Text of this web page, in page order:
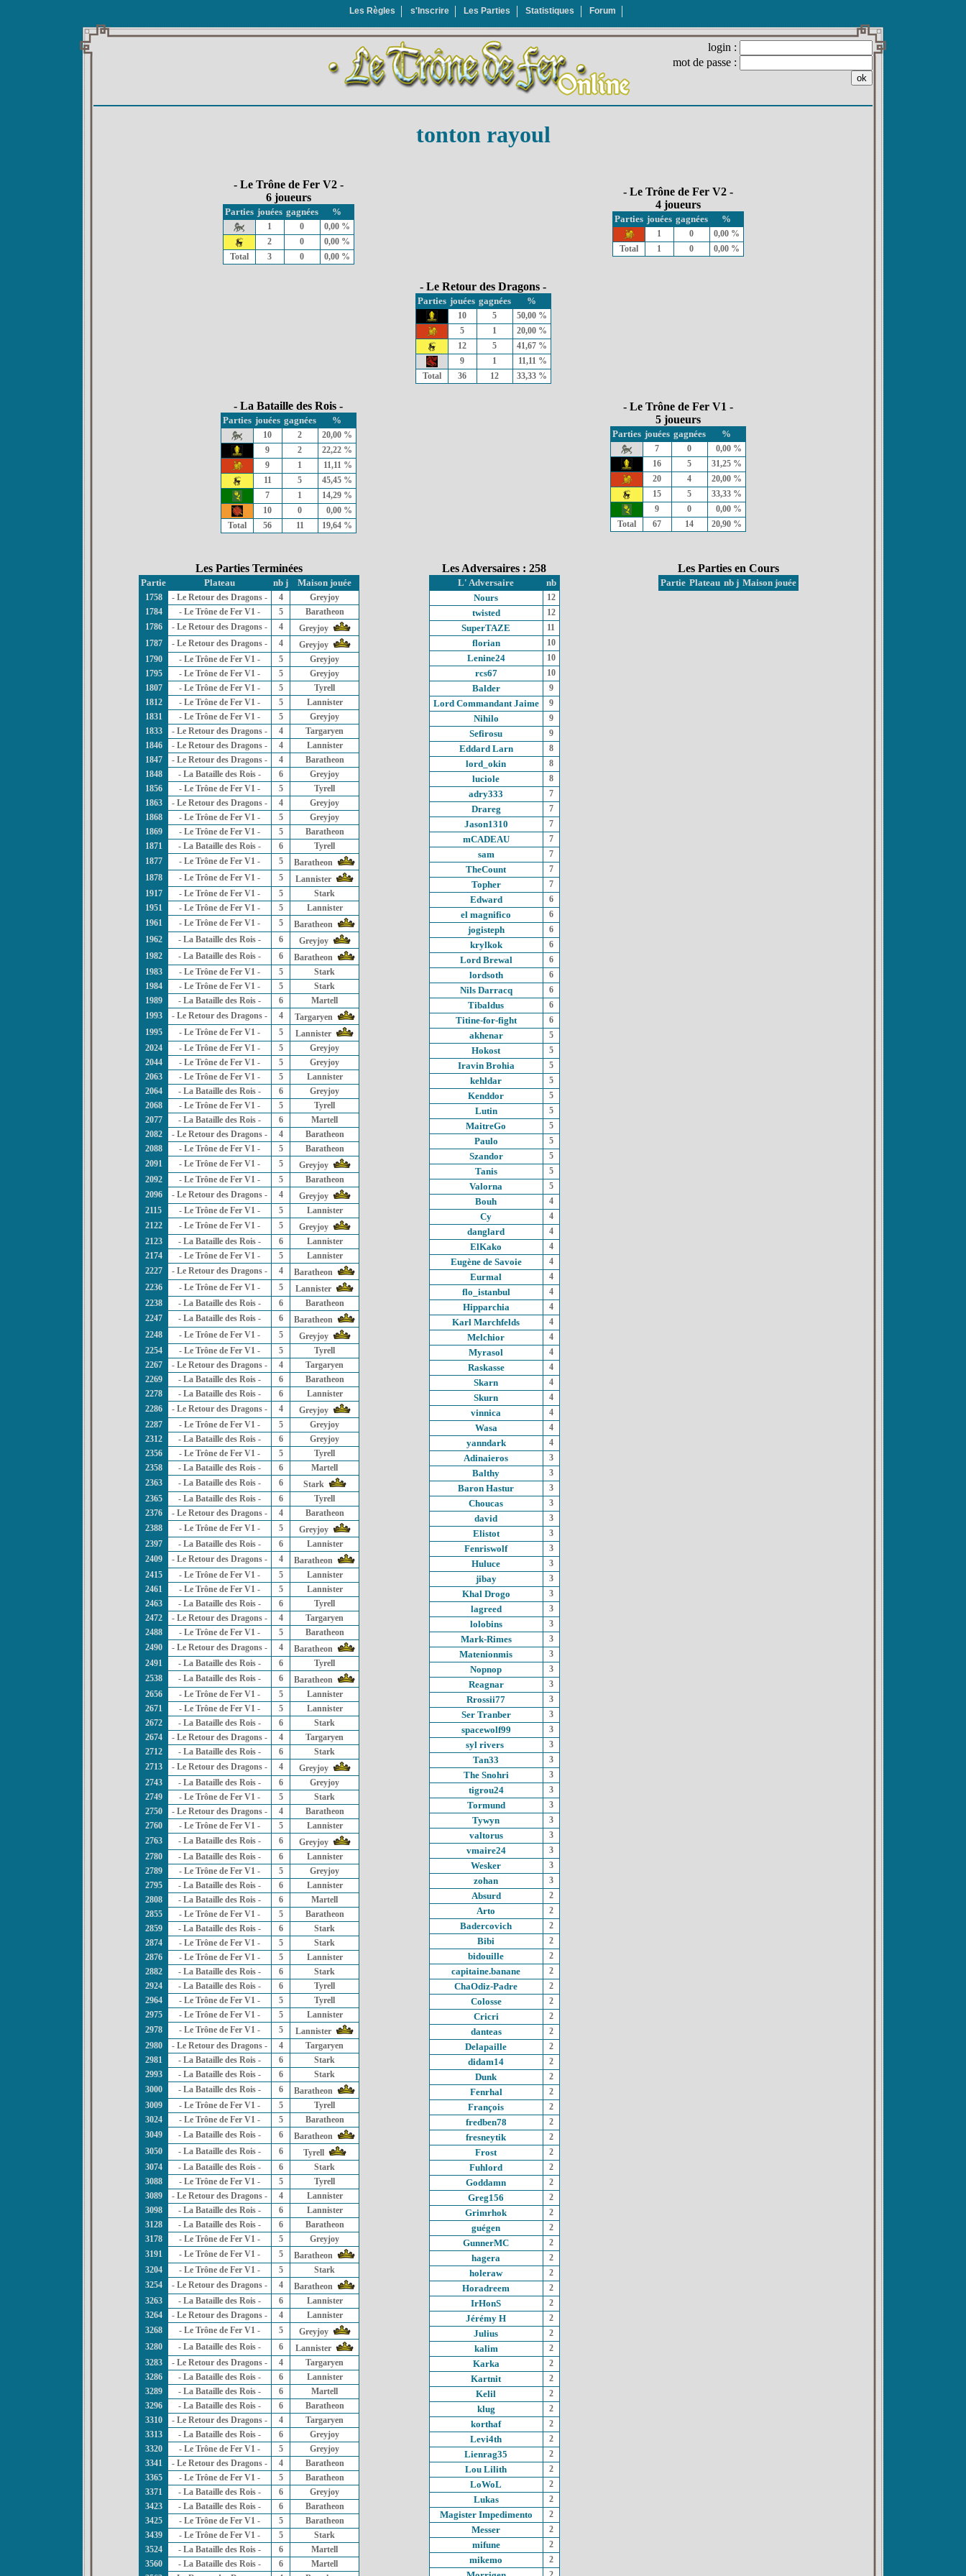
Les Règles s'Inscrire Les Parties Statistiques Forum
login :
mot de passe :
tonton rayoul
- Le Trône de Fer V2 -
6 joueurs
Parties jouées gagnées %
1 0
0,00 %
2
0
0,00 %
Total
3 0 0,00 %
- Le Trône de Fer V2 -
4 joueurs
Parties jouées gagnées %
1 0
0,00 %
Total
1 0 0,00 %
- Le Retour des Dragons -
Parties jouées gagnées %
10 5
50,00 %
5
1
20,00 %
12
5
41,67 %
9
1
11,11 %
Total
36 12 33,33 %
- La Bataille des Rois -
Parties jouées gagnées %
10 2
20,00 %
9
2
22,22 %
9
1
11,11 %
11
5
45,45 %
7
1
14,29 %
10
0
0,00 %
Total
56 11 19,64 %
- Le Trône de Fer V1 -
5 joueurs
Parties jouées gagnées %
7 0
0,00 %
16
5
31,25 %
20
4
20,00 %
15
5
33,33 %
9
0
0,00 %
Total
67 14 20,90 %
Les Parties Terminées
Partie Plateau nb j Maison jouée
1758 - Le Retour des Dragons - 4
Greyjoy
1784
- Le Trône de Fer V1 - 5
Baratheon
1786
- Le Retour des Dragons - 4
Greyjoy
1787
- Le Retour des Dragons - 4
Greyjoy
1790
- Le Trône de Fer V1 - 5
Greyjoy
1795
- Le Trône de Fer V1 - 5
Greyjoy
1807
- Le Trône de Fer V1 - 5
Tyrell
1812
- Le Trône de Fer V1 - 5
Lannister
1831
- Le Trône de Fer V1 - 5
Greyjoy
1833
- Le Retour des Dragons - 4
Targaryen
1846
- Le Retour des Dragons - 4
Lannister
1847
- Le Retour des Dragons - 4
Baratheon
1848
- La Bataille des Rois - 6
Greyjoy
1856
- Le Trône de Fer V1 - 5
Tyrell
1863
- Le Retour des Dragons - 4
Greyjoy
1868
- Le Trône de Fer V1 - 5
Greyjoy
1869
- Le Trône de Fer V1 - 5
Baratheon
1871
- La Bataille des Rois - 6
Tyrell
1877
- Le Trône de Fer V1 - 5
Baratheon
1878
- Le Trône de Fer V1 - 5
Lannister
1917
- Le Trône de Fer V1 - 5
Stark
1951
- Le Trône de Fer V1 - 5
Lannister
1961
- Le Trône de Fer V1 - 5
Baratheon
1962
- La Bataille des Rois - 6
Greyjoy
1982
- La Bataille des Rois - 6
Baratheon
1983
- Le Trône de Fer V1 - 5
Stark
1984
- Le Trône de Fer V1 - 5
Stark
1989
- La Bataille des Rois - 6
Martell
1993
- Le Retour des Dragons - 4
Targaryen
1995
- Le Trône de Fer V1 - 5
Lannister
2024
- Le Trône de Fer V1 - 5
Greyjoy
2044
- Le Trône de Fer V1 - 5
Greyjoy
2063
- Le Trône de Fer V1 - 5
Lannister
2064
- La Bataille des Rois - 6
Greyjoy
2068
- Le Trône de Fer V1 - 5
Tyrell
2077
- La Bataille des Rois - 6
Martell
2082
- Le Retour des Dragons - 4
Baratheon
2088
- Le Trône de Fer V1 - 5
Baratheon
2091
- Le Trône de Fer V1 - 5
Greyjoy
2092
- Le Trône de Fer V1 - 5
Baratheon
2096
- Le Retour des Dragons - 4
Greyjoy
2115
- Le Trône de Fer V1 - 5
Lannister
2122
- Le Trône de Fer V1 - 5
Greyjoy
2123
- La Bataille des Rois - 6
Lannister
2174
- Le Trône de Fer V1 - 5
Lannister
2227
- Le Retour des Dragons - 4
Baratheon
2236
- Le Trône de Fer V1 - 5
Lannister
2238
- La Bataille des Rois - 6
Baratheon
2247
- La Bataille des Rois - 6
Baratheon
2248
- Le Trône de Fer V1 - 5
Greyjoy
2254
- Le Trône de Fer V1 - 5
Tyrell
2267
- Le Retour des Dragons - 4
Targaryen
2269
- La Bataille des Rois - 6
Baratheon
2278
- La Bataille des Rois - 6
Lannister
2286
- Le Retour des Dragons - 4
Greyjoy
2287
- Le Trône de Fer V1 - 5
Greyjoy
2312
- La Bataille des Rois - 6
Greyjoy
2356
- Le Trône de Fer V1 - 5
Tyrell
2358
- La Bataille des Rois - 6
Martell
2363
- La Bataille des Rois - 6
Stark
2365
- La Bataille des Rois - 6
Tyrell
2376
- Le Retour des Dragons - 4
Baratheon
2388
- Le Trône de Fer V1 - 5
Greyjoy
2397
- La Bataille des Rois - 6
Lannister
2409
- Le Retour des Dragons - 4
Baratheon
2415
- Le Trône de Fer V1 - 5
Lannister
2461
- Le Trône de Fer V1 - 5
Lannister
2463
- La Bataille des Rois - 6
Tyrell
2472
- Le Retour des Dragons - 4
Targaryen
2488
- Le Trône de Fer V1 - 5
Baratheon
2490
- Le Retour des Dragons - 4
Baratheon
2491
- La Bataille des Rois - 6
Tyrell
2538
- La Bataille des Rois - 6
Baratheon
2656
- Le Trône de Fer V1 - 5
Lannister
2671
- Le Trône de Fer V1 - 5
Lannister
2672
- La Bataille des Rois - 6
Stark
2674
- Le Retour des Dragons - 4
Targaryen
2712
- La Bataille des Rois - 6
Stark
2713
- Le Retour des Dragons - 4
Greyjoy
2743
- La Bataille des Rois - 6
Greyjoy
2749
- Le Trône de Fer V1 - 5
Stark
2750
- Le Retour des Dragons - 4
Baratheon
2760
- Le Trône de Fer V1 - 5
Lannister
2763
- La Bataille des Rois - 6
Greyjoy
2780
- La Bataille des Rois - 6
Lannister
2789
- Le Trône de Fer V1 - 5
Greyjoy
2795
- La Bataille des Rois - 6
Lannister
2808
- La Bataille des Rois - 6
Martell
2855
- Le Trône de Fer V1 - 5
Baratheon
2859
- La Bataille des Rois - 6
Stark
2874
- Le Trône de Fer V1 - 5
Stark
2876
- Le Trône de Fer V1 - 5
Lannister
2882
- La Bataille des Rois - 6
Stark
2924
- La Bataille des Rois - 6
Tyrell
2964
- Le Trône de Fer V1 - 5
Tyrell
2975
- Le Trône de Fer V1 - 5
Lannister
2978
- Le Trône de Fer V1 - 5
Lannister
2980
- Le Retour des Dragons - 4
Targaryen
2981
- La Bataille des Rois - 6
Stark
2993
- La Bataille des Rois - 6
Stark
3000
- La Bataille des Rois - 6
Baratheon
3009
- Le Trône de Fer V1 - 5
Tyrell
3024
- Le Trône de Fer V1 - 5
Baratheon
3049
- La Bataille des Rois - 6
Baratheon
3050
- La Bataille des Rois - 6
Tyrell
3074
- La Bataille des Rois - 6
Stark
3088
- Le Trône de Fer V1 - 5
Tyrell
3089
- Le Retour des Dragons - 4
Lannister
3098
- La Bataille des Rois - 6
Lannister
3128
- La Bataille des Rois - 6
Baratheon
3178
- Le Trône de Fer V1 - 5
Greyjoy
3191
- Le Trône de Fer V1 - 5
Baratheon
3204
- Le Trône de Fer V1 - 5
Stark
3254
- Le Retour des Dragons - 4
Baratheon
3263
- La Bataille des Rois - 6
Lannister
3264
- Le Retour des Dragons - 4
Lannister
3268
- Le Trône de Fer V1 - 5
Greyjoy
3280
- La Bataille des Rois - 6
Lannister
3283
- Le Retour des Dragons - 4
Targaryen
3286
- La Bataille des Rois - 6
Lannister
3289
- La Bataille des Rois - 6
Martell
3296
- La Bataille des Rois - 6
Baratheon
3310
- Le Retour des Dragons - 4
Targaryen
3313
- La Bataille des Rois - 6
Greyjoy
3320
- Le Trône de Fer V1 - 5
Greyjoy
3341
- Le Retour des Dragons - 4
Baratheon
3365
- Le Trône de Fer V1 - 5
Baratheon
3371
- La Bataille des Rois - 6
Greyjoy
3423
- La Bataille des Rois - 6
Baratheon
3425
- Le Trône de Fer V1 - 5
Baratheon
3439
- Le Trône de Fer V1 - 5
Stark
3524
- La Bataille des Rois - 6
Martell
3560
- La Bataille des Rois - 6
Martell
Les Adversaires : 258
L' Adversaire
nb
Nours
12
twisted 12
SuperTAZE 11
florian 10
Lenine24 10
rcs67 10
Balder 9
Lord Commandant Jaime 9
Nihilo 9
Sefirosu 9
Eddard Larn 8
lord_okin 8
luciole 8
adry333 7
Drareg 7
Jason1310 7
mCADEAU 7
sam 7
TheCount 7
Topher 7
Edward 6
el magnifico 6
jogisteph 6
krylkok 6
Lord Brewal 6
lordsoth 6
Nils Darracq 6
Tibaldus 6
Titine-for-fight 6
akhenar 5
Hokost 5
Iravin Brohia 5
kehldar 5
Kenddor 5
Lutin 5
MaitreGo 5
Paulo 5
Szandor 5
Tanis 5
Valorna 5
Bouh 4
Cy 4
danglard 4
ElKako 4
Eugène de Savoie 4
Eurmal 4
flo_istanbul 4
Hipparchia 4
Karl Marchfelds 4
Melchior 4
Myrasol 4
Raskasse 4
Skarn 4
Skurn 4
vinnica 4
Wasa 4
yanndark 4
Adinaieros 3
Balthy 3
Baron Hastur 3
Choucas 3
david 3
Elistot 3
Fenriswolf 3
Huluce 3
jibay 3
Khal Drogo 3
lagreed 3
lolobins 3
Mark-Rimes 3
Matenionmis 3
Nopnop 3
Reagnar 3
Rrossii77 3
Ser Tranber 3
spacewolf99 3
syl rivers 3
Tan33 3
The Snohri 3
tigrou24 3
Tormund 3
Tywyn 3
valtorus 3
vmaire24 3
Wesker 3
zohan 3
Absurd 2
Arto 2
Badercovich 2
Bibi 2
bidouille 2
capitaine.banane 2
ChaOdiz-Padre 2
Colosse 2
Cricri 2
danteas 2
Delapaille 2
didam14 2
Dunk 2
Fenrhal 2
François 2
fredben78 2
fresneytik 2
Frost 2
Fuhlord 2
Goddamn 2
Greg156 2
Grimrhok 2
guégen 2
GunnerMC 2
hagera 2
holeraw 2
Horadreem 2
IrHonS 2
Jérémy H 2
Julius 2
kalim 2
Karka 2
Kartnit 2
Kelil 2
klug 2
korthaf 2
Levi4th 2
Lienrag35 2
Lou Lilith 2
LoWoL 2
Lukas 2
Magister Impedimento 2
Messer 2
mifune 2
mikemo 2
Les Parties en Cours
Partie Plateau nb j Maison jouée